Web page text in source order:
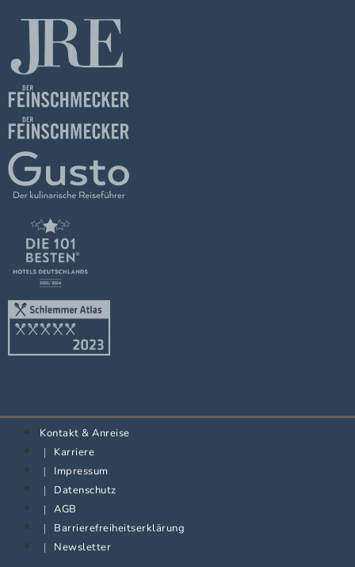
Kontakt & Anreise
Karriere
Impressum
Datenschutz
AGB
Barrierefreiheitserklärung
Newsletter